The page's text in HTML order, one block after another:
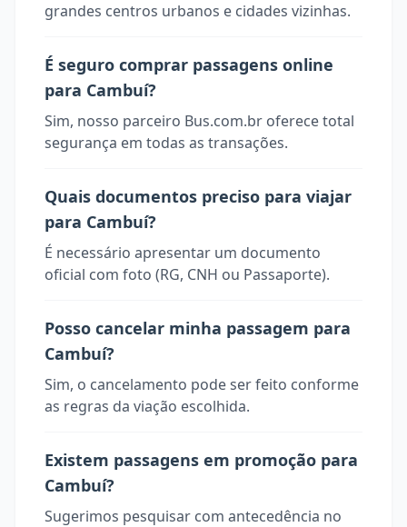
grandes centros urbanos e cidades vizinhas.
É seguro comprar passagens online
para Cambuí?
Sim, nosso parceiro Bus.com.br oferece total
segurança em todas as transações.
Quais documentos preciso para viajar
para Cambuí?
É necessário apresentar um documento
oficial com foto (RG, CNH ou Passaporte).
Posso cancelar minha passagem para
Cambuí?
Sim, o cancelamento pode ser feito conforme
as regras da viação escolhida.
Existem passagens em promoção para
Cambuí?
Sugerimos pesquisar com antecedência no